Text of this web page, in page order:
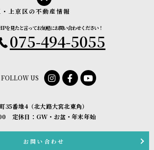
上京区の不動産情報
FOLLOW US
を見たと言ってお気軽にお問い合わせください！
075-494-5055
35番地4（北大路大宮北東角）
定休日：GW・お盆・年末年始
お問い合わせ